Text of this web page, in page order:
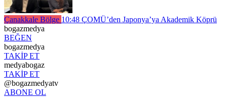
Çanakkale Bölge 10:48 ÇOMÜ’den Japonya’ya Akademik Köprü
bogazmedya
BEĞEN
bogazmedya
TAKİP ET
medyabogaz
TAKİP ET
@bogazmedyatv
ABONE OL